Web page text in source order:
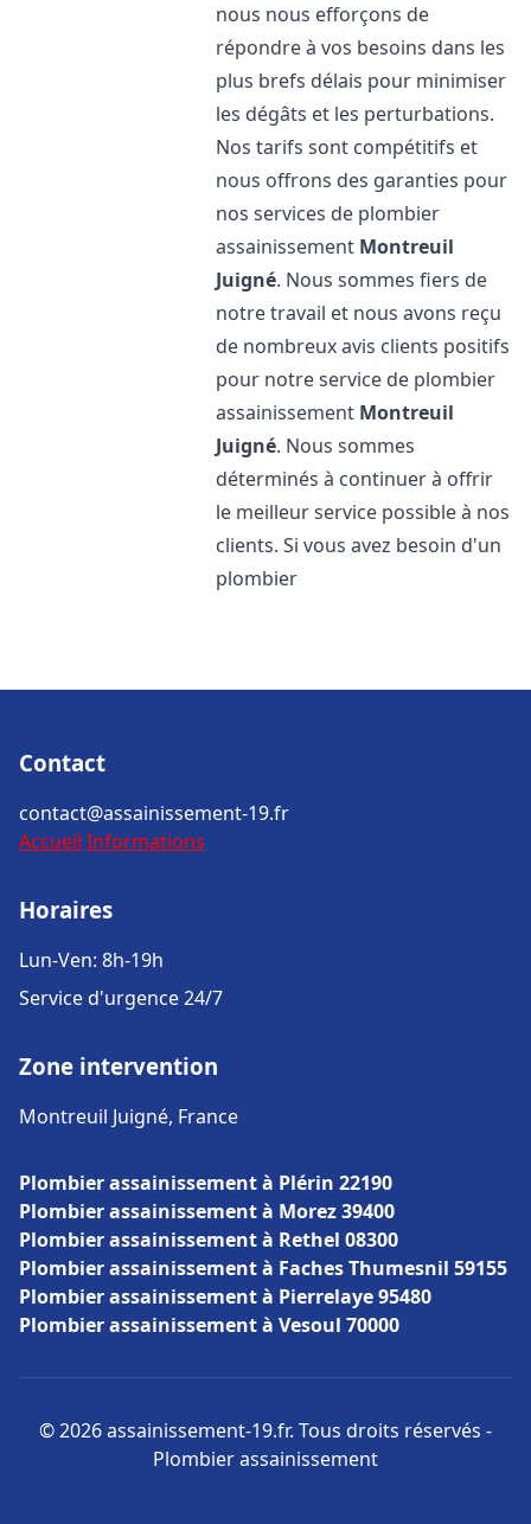
nous nous efforçons de
répondre à vos besoins dans les
plus brefs délais pour minimiser
les dégâts et les perturbations.
Nos tarifs sont compétitifs et
nous offrons des garanties pour
nos services de plombier
assainissement Montreuil
Juigné. Nous sommes fiers de
notre travail et nous avons reçu
de nombreux avis clients positifs
pour notre service de plombier
assainissement Montreuil
Juigné. Nous sommes
déterminés à continuer à offrir
le meilleur service possible à nos
clients. Si vous avez besoin d'un
plombier
Contact
contact@assainissement-19.fr
Accueil Informations
Horaires
Lun-Ven: 8h-19h
Service d'urgence 24/7
Zone intervention
Montreuil Juigné, France
Plombier assainissement à Plérin 22190
Plombier assainissement à Morez 39400
Plombier assainissement à Rethel 08300
Plombier assainissement à Faches Thumesnil 59155
Plombier assainissement à Pierrelaye 95480
Plombier assainissement à Vesoul 70000
© 2026 assainissement-19.fr. Tous droits réservés -
Plombier assainissement